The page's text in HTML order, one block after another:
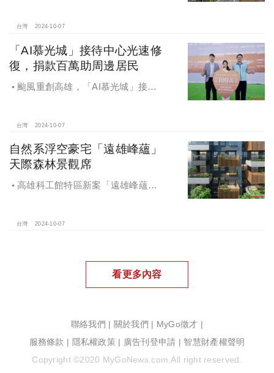
價率5％。
台灣 2024-10-07
「AI慕光城」接待中心光速修
復，捐款百萬助周邊居民
颱風重創高雄，「AI慕光城」接待
民復原家園
台灣 2024-10-07
自然系浮空豪宅「遠雄峰蘊」
天際森林景觀席
高雄科工館特區新案「遠雄峰蘊」
台灣 2024-10-07
看更多內容
聯絡我們 關於我們 MyGo徵才
服務條款
隱私權政策 廣告刊登申請
智慧財產權聲明
Copyright ©2020 MyGoNews.com.All right reserved.